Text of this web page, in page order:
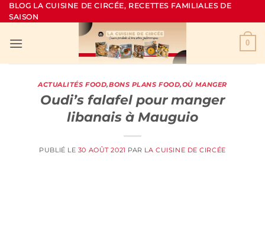
Passer
au
BLOG LA CUISINE DE CIRCÉE, RECETTES FAMILIALES DE
SAISON
0
ACTUALITÉS FOOD,BONS PLANS FOOD,OÙ MANGER
Oudi’s falafel pour manger
libanais à Mauguio
PUBLIÉ LE 30 AOÛT 2021 PAR LA CUISINE DE CIRCÉE